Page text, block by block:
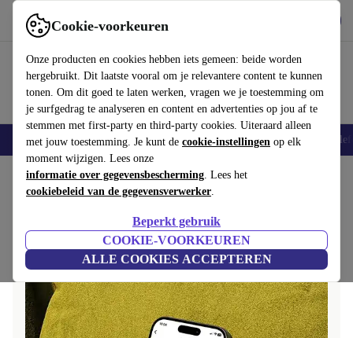
Cookie-voorkeuren
Onze producten en cookies hebben iets gemeen: beide worden
hergebruikt. Dit laatste vooral om je relevantere content te kunnen
tonen. Om dit goed te laten werken, vragen we je toestemming om
je surfgedrag te analyseren en content en advertenties op jou af te
stemmen met first-party en third-party cookies. Uiteraard alleen
met jouw toestemming. Je kunt de cookie-instellingen op elk
moment wijzigen. Lees onze
informatie over gegevensbescherming. Lees het
cookiebeleid van de gegevensverwerker.
Beperkt gebruik
COOKIE-VOORKEUREN
ALLE COOKIES ACCEPTEREN
Gebruik refurbed snel en eenvoudig
Smartphones Laptops Tablets Smartwatches Accessoires
Home